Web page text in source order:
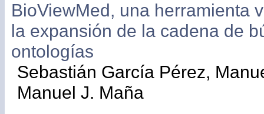
BioViewMed, una herramienta
la expansión de la cadena de
ontologías
Sebastián García Pérez,
Manuel J. Maña